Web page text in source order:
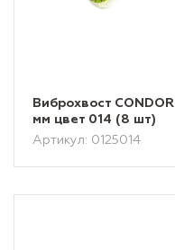
Виброхвост
мм цвет 014 (8 шт)
Артикул: 0125014